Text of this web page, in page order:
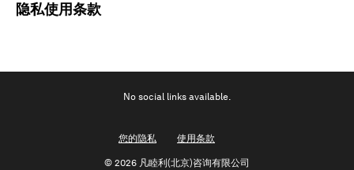
隐私使用条款
No social links available.
您的隐私 使用条款
© 2026 凡睦利(北京)咨询有限公司